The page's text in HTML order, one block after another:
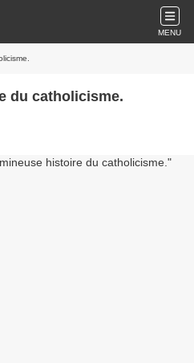
MENU
du catholicisme.